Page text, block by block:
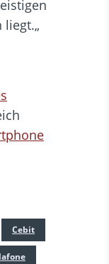
liegt.„
Cebit